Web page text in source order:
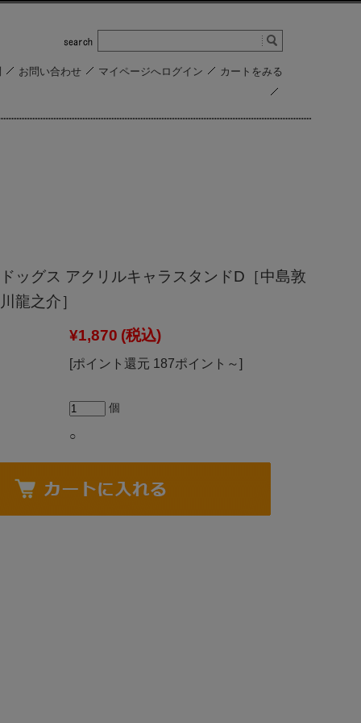
お問い合わせ マイページへログイン カートをみる
ッグス アクリルキャラスタンドD［中島敦
龍之介］
¥1,870 (税込)
[ポイント還元 187ポイント～]
個
○